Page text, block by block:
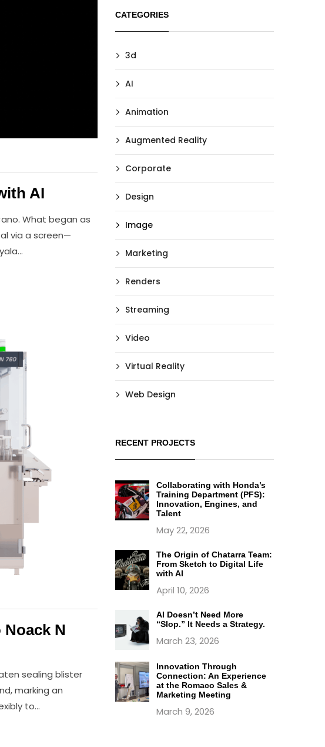
AI
What began as
via a screen—
N
sealing blister
marking an
to…
CATEGORIES
3d
AI
Animation
Augmented Reality
Corporate
Design
Image
Marketing
Renders
Streaming
Video
Virtual Reality
Web Design
RECENT PROJECTS
Collaborating with Honda’s
Training Department (PFS):
Innovation, Engines, and
Talent
May 22, 2026
The Origin of Chatarra Team:
From Sketch to Digital Life
with AI
April 10, 2026
AI Doesn’t Need More
“Slop.” It Needs a Strategy.
March 23, 2026
Innovation Through
Connection: An Experience
at the Romaco Sales &
Marketing Meeting
March 9, 2026